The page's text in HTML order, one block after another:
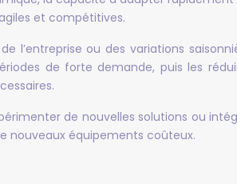
et compétitives.
l’entreprise ou des variations
de forte demande, puis les
de nouvelles solutions ou
nouveaux équipements coûteux.